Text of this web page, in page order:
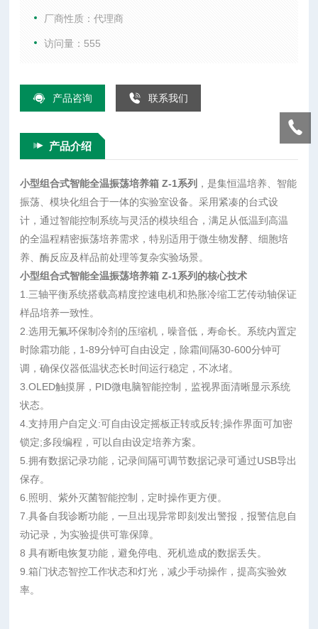
厂商性质：代理商
访问量：555
产品咨询 联系我们
产品介绍
小型组合式智能全温振荡培养箱 Z-1系列 ，是集恒温培养、智能
振荡、模块化组合于一体的实验室设备。采用紧凑的台式设
计，通过智能控制系统与灵活的模块组合，满足从低温到高温
的全温程精密振荡培养需求，特别适用于微生物发酵、细胞培
养、酶反应及样品前处理等复杂实验场景。
小型组合式智能全温振荡培养箱 Z-1系列的核心技术
1.三轴平衡系统搭载高精度控速电机和热胀冷缩工艺传动轴保证
样品培养一致性。
2.选用无氟环保制冷剂的压缩机，噪音低，寿命长。系统内置定
时除霜功能，1-89分钟可自由设定，除霜间隔30-600分钟可
调，确保仪器低温状态长时间运行稳定，不冰堵。
3.OLED触摸屏，PID微电脑智能控制，监视界面清晰显示系统
状态。
4.支持用户自定义:可自由设定摇板正转或反转;操作界面可加密
锁定;多段编程，可以自由设定培养方案。
5.拥有数据记录功能，记录间隔可调节数据记录可通过USB导出
保存。
6.照明、紫外灭菌智能控制，定时操作更方便。
7.具备自我诊断功能，一旦出现异常即刻发出警报，报警信息自
动记录，为实验提供可靠保障。
8 具有断电恢复功能，避免停电、死机造成的数据丢失。
9.箱门状态智控工作状态和灯光，减少手动操作，提高实验效
率。